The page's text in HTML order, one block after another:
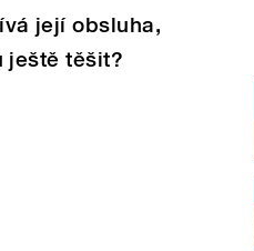
její obsluha,
ještě těšit?